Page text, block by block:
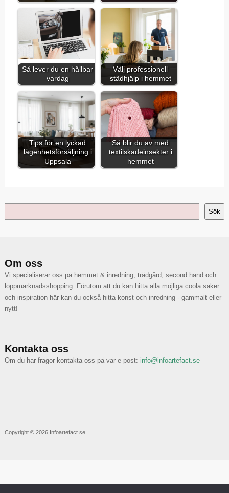
Så lever du en hållbar
vardag
Välj professionell
städhjälp i hemmet
Tips för en lyckad
lägenhetsförsäljning i
Uppsala
Så blir du av med
textilskadeinsekter i
hemmet
Sök
Om oss
Vi specialiserar oss på hemmet & inredning, trädgård, second hand och
loppmarknadsshopping. Förutom att du kan hitta alla möjliga coola saker
och inspiration här kan du också hitta konst och inredning - gammalt eller
nytt!
Kontakta oss
Om du har frågor kontakta oss på vår e-post: info@infoartefact.se
Copyright © 2026 Infoartefact.se.